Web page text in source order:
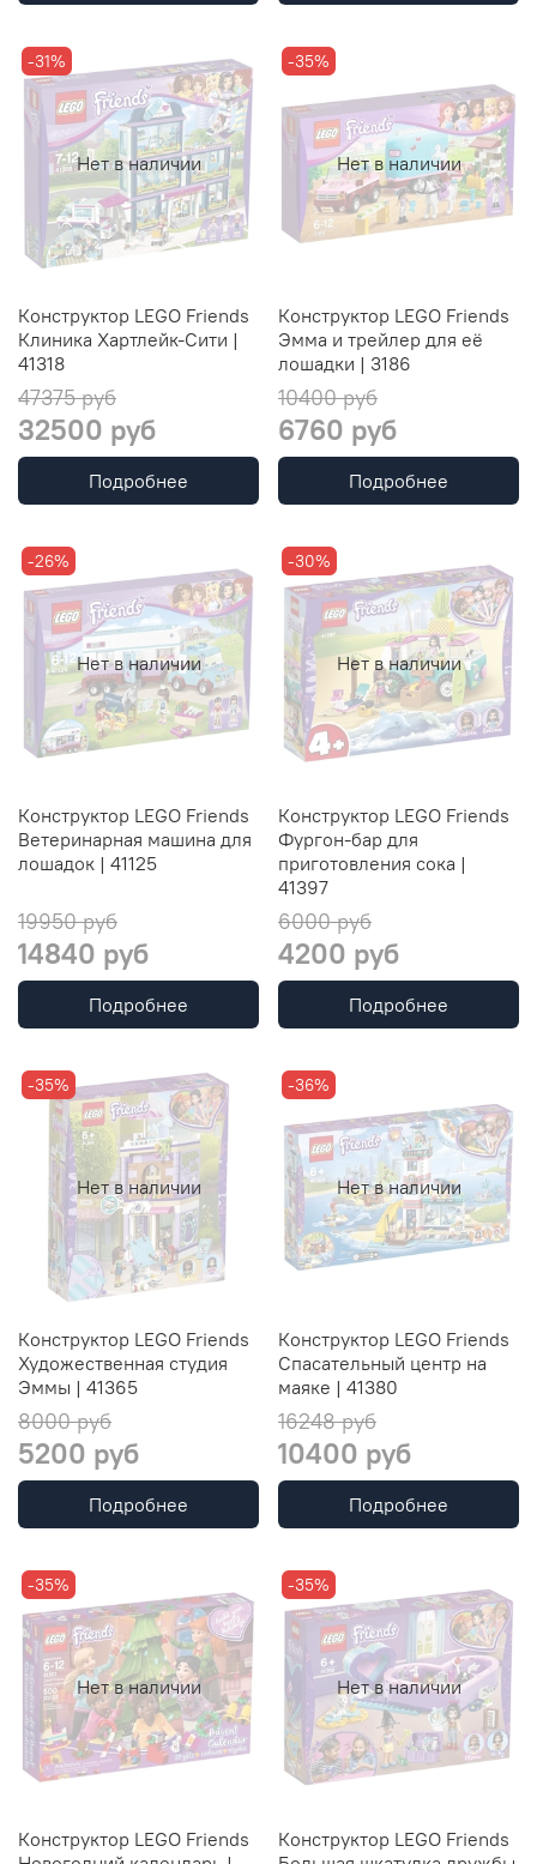
Нет в наличии
-31%
Конструктор LEGO Friends
Клиника Хартлейк-Сити |
41318
47375 руб
32500 руб
Подробнее
Нет в наличии
-35%
Конструктор LEGO Friends
Эмма и трейлер для её
лошадки | 3186
10400 руб
6760 руб
Подробнее
Нет в наличии
-26%
Конструктор LEGO Friends
Ветеринарная машина для
лошадок | 41125
19950 руб
14840 руб
Подробнее
Нет в наличии
-30%
Конструктор LEGO Friends
Фургон-бар для
приготовления сока |
41397
6000 руб
4200 руб
Подробнее
Нет в наличии
-35%
Конструктор LEGO Friends
Художественная студия
Эммы | 41365
8000 руб
5200 руб
Подробнее
Нет в наличии
-36%
Конструктор LEGO Friends
Спасательный центр на
маяке | 41380
16248 руб
10400 руб
Подробнее
Нет в наличии
-35%
Конструктор LEGO Friends
Нет в наличии
-35%
Конструктор LEGO Friends